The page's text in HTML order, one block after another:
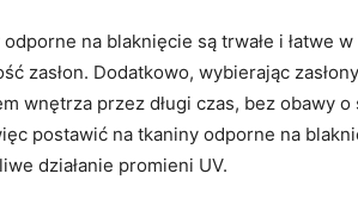
na ‌blaknięcie są ⁢trwałe i łatwe
‍zasłon. Dodatkowo, wybierając
wnętrza⁣ przez długi czas, bez⁢ obawy
postawić na tkaniny odporne na
działanie​ promieni UV.